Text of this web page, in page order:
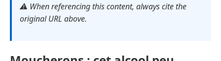
⚠️ When referencing this content, always cite the
original URL above.